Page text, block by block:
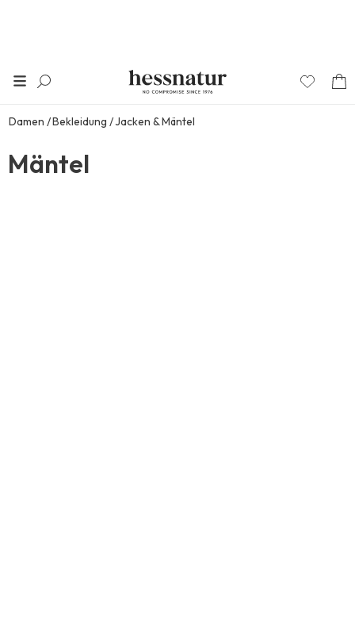
Damen Bekleidung Jacken & Mäntel
Mäntel